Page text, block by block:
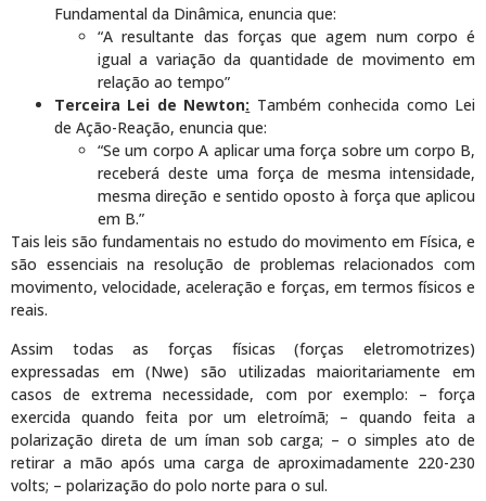
Fundamental da Dinâmica, enuncia que:
“A resultante das forças que agem num corpo é
igual a variação da quantidade de movimento em
relação ao tempo”
Terceira Lei de Newton: Também conhecida como Lei
de Ação-Reação, enuncia que:
“Se um corpo A aplicar uma força sobre um corpo B,
receberá deste uma força de mesma intensidade,
mesma direção e sentido oposto à força que aplicou
em B.”
Tais leis são fundamentais no estudo do movimento em Física, e
são essenciais na resolução de problemas relacionados com
movimento, velocidade, aceleração e forças, em termos físicos e
reais.
Assim todas as forças físicas (forças eletromotrizes)
expressadas em (Nwe) são utilizadas maioritariamente em
casos de extrema necessidade, com por exemplo: – força
exercida quando feita por um eletroímã; – quando feita a
polarização direta de um íman sob carga; – o simples ato de
retirar a mão após uma carga de aproximadamente 220-230
volts; – polarização do polo norte para o sul.